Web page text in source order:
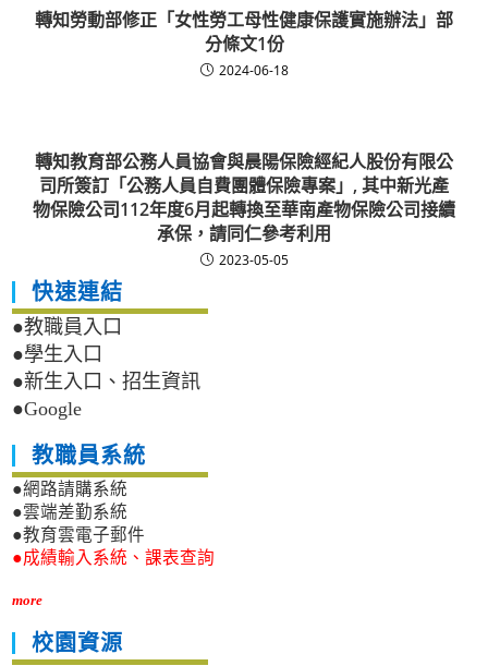
轉知勞動部修正「女性勞工母性健康保護實施辦法」部
分條文1份
2024-06-18
轉知教育部公務人員協會與晨陽保險經紀人股份有限公
司所簽訂「公務人員自費團體保險專案」, 其中新光產
物保險公司112年度6月起轉換至華南產物保險公司接續
承保，請同仁參考利用
2023-05-05
快速連結
●教職員入口
●學生入口
●新生入口、招生資訊
●Google
教職員系統
●網路請購系統
●雲端差勤系統
●教育雲電子郵件
●成績輸入系統、課表查詢
more
校園資源